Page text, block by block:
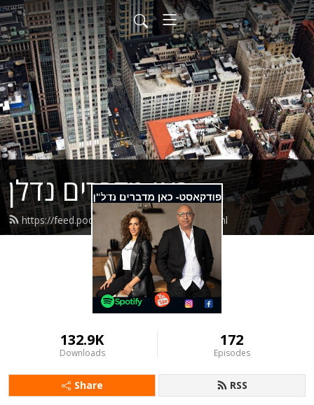
כאן מדברים נדלן
https://feed.podbean.com/familyexit/feed.xml
132.9K
Downloads
172
Episodes
Share RSS